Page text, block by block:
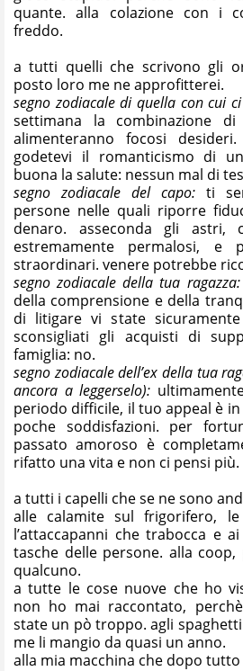
quante. alla colazione con i
freddo.
a tutti quelli che scrivono gli
posto loro me ne approfitterei.
segno zodiacale di quella con cui
settimana la combinazione
alimenteranno focosi
godetevi il romanticismo di
buona la salute: nessun mal di
segno zodiacale del capo: ti
persone nelle quali riporre
denaro. asseconda gli astri,
estremamente permalosi, e
straordinari. venere potrebbe
segno zodiacale della tua ragazza:
della comprensione e della
di litigare vi state
sconsigliati gli acquisti di
famiglia: no.
segno zodiacale dell’ex della tua
ancora a leggerselo):
periodo difficile, il tuo appeal è
poche soddisfazioni. per
passato amoroso è
rifatto una vita e non ci pensi
a tutti i capelli che se ne sono
alle calamite sul frigorifero,
l’attaccapanni che trabocca e
tasche delle persone. alla
qualcuno.
a tutte le cose nuove che ho
non ho mai raccontato,
state un pò troppo. agli
me li mangio da quasi un anno.
alla mia macchina che dopo